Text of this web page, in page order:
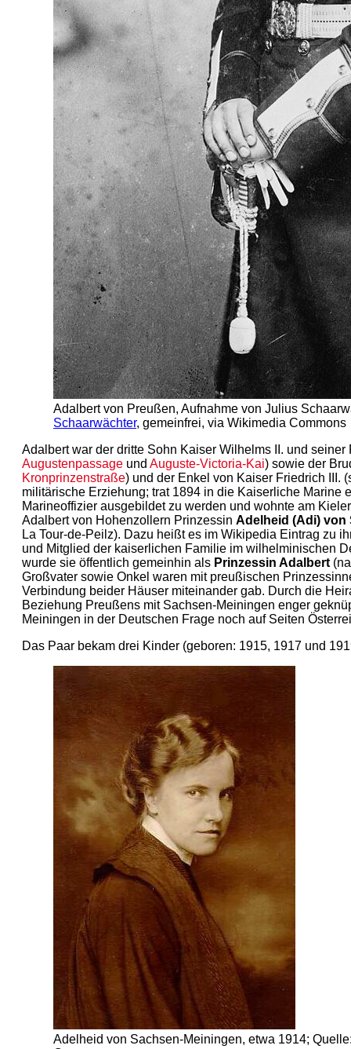
Adalbert von Preußen, Aufnahme von Julius
Schaarwächter, gemeinfrei, via Wikimedia Commons
Adalbert war der dritte Sohn Kaiser Wilhelms II. und
Augustenpassage und Auguste-Victoria-Kai) sowie der
Kronprinzenstraße) und der Enkel von Kaiser Friedrich III.
militärische Erziehung; trat 1894 in die Kaiserliche Marine
Marineoffizier ausgebildet zu werden und wohnte am
Adalbert von Hohenzollern Prinzessin Adelheid (Adi) von
La Tour-de-Peilz). Dazu heißt es im Wikipedia Eintrag zu
und Mitglied der kaiserlichen Familie im wilhelminischen
wurde sie öffentlich gemeinhin als Prinzessin Adalbert
Großvater sowie Onkel waren mit preußischen
Verbindung beider Häuser miteinander gab. Durch die
Beziehung Preußens mit Sachsen-Meiningen enger
Meiningen in der Deutschen Frage noch auf Seiten
Das Paar bekam drei Kinder (geboren: 1915, 1917 und
Adelheid von Sachsen-Meiningen, etwa 1914;